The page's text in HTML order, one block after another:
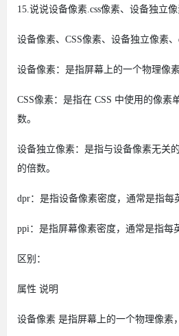
15.说说设备像素.css像素、设备独立
设备像素、CSS像素、设备独立像素、
设备像素：是指屏幕上的一个物理像
CSS像素：是指在 CSS 中使用的像素
数。
设备独立像素：是指与设备像素无关
的倍数。
dpr：是指设备像素密度，通常是指每
ppi：是指屏幕像素密度，通常是指每
区别：
属性 说明
设备像素 是指屏幕上的一个物理像素